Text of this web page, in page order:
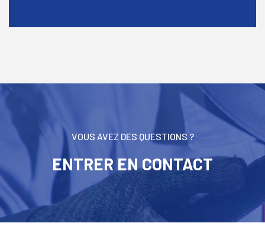
VOUS AVEZ DES QUESTIONS ?
ENTRER EN CONTACT